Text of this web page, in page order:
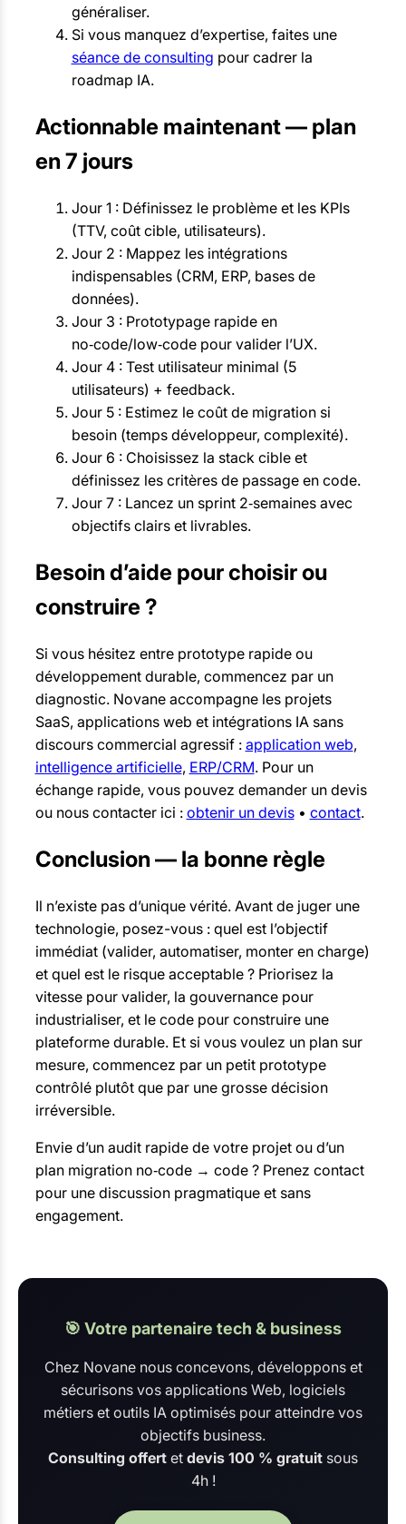
généraliser.
Si vous manquez d’expertise, faites une
séance de consulting pour cadrer la
roadmap IA.
Actionnable maintenant — plan
en 7 jours
Jour 1 : Définissez le problème et les KPIs
(TTV, coût cible, utilisateurs).
Jour 2 : Mappez les intégrations
indispensables (CRM, ERP, bases de
données).
Jour 3 : Prototypage rapide en
no‑code/low‑code pour valider l’UX.
Jour 4 : Test utilisateur minimal (5
utilisateurs) + feedback.
Jour 5 : Estimez le coût de migration si
besoin (temps développeur, complexité).
Jour 6 : Choisissez la stack cible et
définissez les critères de passage en code.
Jour 7 : Lancez un sprint 2‑semaines avec
objectifs clairs et livrables.
Besoin d’aide pour choisir ou
construire ?
Si vous hésitez entre prototype rapide ou
développement durable, commencez par un
diagnostic. Novane accompagne les projets
SaaS, applications web et intégrations IA sans
discours commercial agressif : application web,
intelligence artificielle, ERP/CRM. Pour un
échange rapide, vous pouvez demander un devis
ou nous contacter ici : obtenir un devis• contact.
Conclusion — la bonne règle
Il n’existe pas d’unique vérité. Avant de juger une
technologie, posez-vous : quel est l’objectif
immédiat (valider, automatiser, monter en charge)
et quel est le risque acceptable ? Priorisez la
vitesse pour valider, la gouvernance pour
industrialiser, et le code pour construire une
plateforme durable. Et si vous voulez un plan sur
mesure, commencez par un petit prototype
contrôlé plutôt que par une grosse décision
irréversible.
Envie d’un audit rapide de votre projet ou d’un
plan migration no‑code → code ? Prenez contact
pour une discussion pragmatique et sans
engagement.
🎯 Votre partenaire tech & business
Chez Novane nous concevons, développons et
sécurisons vos applications Web, logiciels
métiers et outils IA optimisés pour atteindre vos
objectifs business.
Consulting offert et devis 100 % gratuit sous
4h !